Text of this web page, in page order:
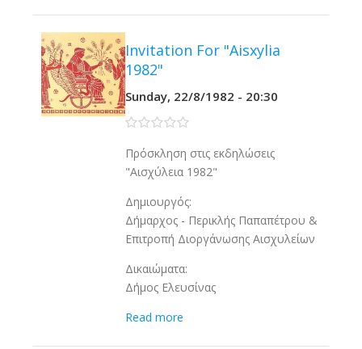
Invitation For "Aisxylia
1982"
Sunday, 22/8/1982 - 20:30
0 stars
Πρόσκληση στις εκδηλώσεις
"Αισχύλεια 1982"
Δημιουργός:
Δήμαρχος - Περικλής Παπαπέτρου &
Επιτροπή Διοργάνωσης Αισχυλείων
Δικαιώματα:
Δήμος Ελευσίνας
Read more